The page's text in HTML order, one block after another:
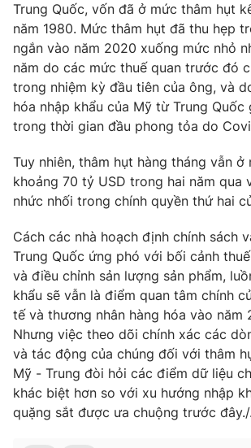
Ðiện thoại Thời báo VTV: 024.66 897 897
Email:toasoan@vtv.vn
Liên hệ quảng cáo:024-7300.7108
® Cấm sao chép dưới mọi hình thức nếu
thuận bằng văn bản. Ghi rõ nguồn VTV.vn
thông tin từ website này.
Trung Quốc, vốn đã ở mức thâm hụt
năm 1980. Mức thâm hụt đã thu hẹp
ngắn vào năm 2020 xuống mức nhỏ
năm do các mức thuế quan trước đó
trong nhiệm kỳ đầu tiên của ông, và
hóa nhập khẩu của Mỹ từ Trung Quốc
trong thời gian đầu phong tỏa do
Tuy nhiên, thâm hụt hàng tháng vẫn
khoảng 70 tỷ USD trong hai năm qua
nhức nhối trong chính quyền thứ hai
Cách các nhà hoạch định chính sách
Trung Quốc ứng phó với bối cảnh
và điều chỉnh sản lượng sản phẩm,
khẩu sẽ vẫn là điểm quan tâm chính
tế và thương nhân hàng hóa vào năm
Nhưng việc theo dõi chính xác các
và tác động của chúng đối với thâm
Mỹ - Trung đòi hỏi các điểm dữ liệu
khác biệt hơn so với xu hướng nhập
quặng sắt được ưa chuộng trước đây./.